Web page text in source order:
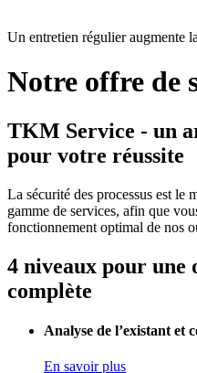
Un entretien régulier augmente
Notre offre de
TKM Service - un
pour votre réussite
La sécurité des processus est le
gamme de services, afin que
fonctionnement optimal de nos
4 niveaux pour une
complète
Analyse de l’existant et
En savoir plus